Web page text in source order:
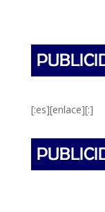
[:es][enlace][:]